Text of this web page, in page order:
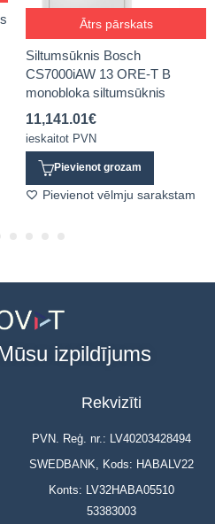
Ātrs pārskats
Siltumsūknis Bosch
CS7000iAW 13 ORE-T B
monobloka siltumsūknis
11,141.01€
ieskaitot PVN
Pievienot grozam
Pievienot vēlmju sarakstam
izpildījums
Rekvizīti
PVN. Reģ. nr.: LV40203428494
SWEDBANK, Kods: HABALV22
Konts: LV32HABA05510
53383003